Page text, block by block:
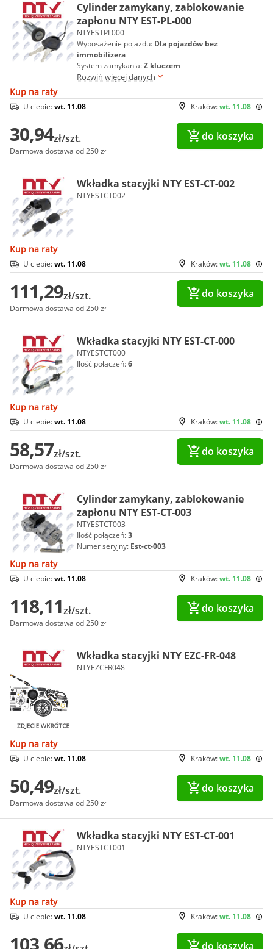
Cylinder zamykany, zablokowanie
zapłonu NTY EST-PL-000
NTYESTPL000
Wyposażenie pojazdu: Dla pojazdów bez
immobilizera
System zamykania:Z kluczem
Rozwiń więcej danych
Kup na raty
Kraków:wt. 11.08
U ciebie:wt. 11.08
30,94zł/szt.
Darmowa dostawa od 250 zł
do koszyka
Wkładka stacyjki NTY EST-CT-002
NTYESTCT002
Kup na raty
Kraków:wt. 11.08
U ciebie:wt. 11.08
111,29zł/szt.
Darmowa dostawa od 250 zł
do koszyka
Wkładka stacyjki NTY EST-CT-000
NTYESTCT000
Ilość połączeń:6
Kup na raty
Kraków:wt. 11.08
U ciebie:wt. 11.08
58,57zł/szt.
Darmowa dostawa od 250 zł
do koszyka
Cylinder zamykany, zablokowanie
zapłonu NTY EST-CT-003
NTYESTCT003
Ilość połączeń:3
Numer seryjny: Est-ct-003
Kup na raty
Kraków:wt. 11.08
U ciebie:wt. 11.08
118,11zł/szt.
Darmowa dostawa od 250 zł
do koszyka
Wkładka stacyjki NTY EZC-FR-048
NTYEZCFR048
Kup na raty
Kraków:wt. 11.08
U ciebie:wt. 11.08
50,49zł/szt.
Darmowa dostawa od 250 zł
do koszyka
Wkładka stacyjki NTY EST-CT-001
NTYESTCT001
Kup na raty
Kraków:wt. 11.08
U ciebie:wt. 11.08
103,66 do koszyka